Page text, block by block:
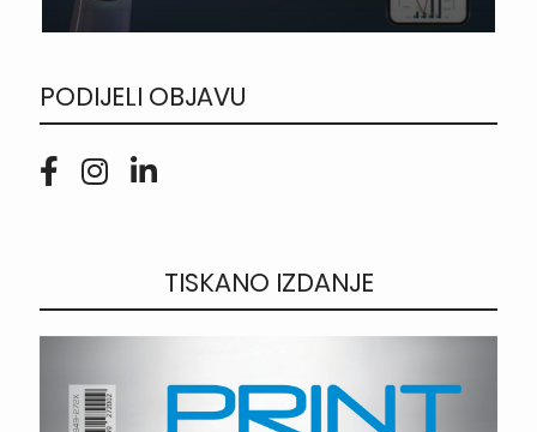
PODIJELI OBJAVU
TISKANO IZDANJE